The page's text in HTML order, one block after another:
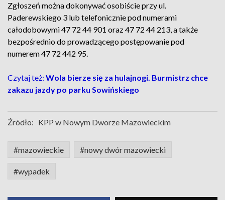
Zgłoszeń można dokonywać osobiście przy ul.
Paderewskiego 3 lub telefonicznie pod numerami
całodobowymi 47 72 44 901 oraz 47 72 44 213, a także
bezpośrednio do prowadzącego postępowanie pod
numerem 47 72 442 95.
Czytaj też: Wola bierze się za hulajnogi. Burmistrz chce
zakazu jazdy po parku Sowińskiego
Źródło: KPP w Nowym Dworze Mazowieckim
#mazowieckie #nowy dwór mazowiecki
#wypadek